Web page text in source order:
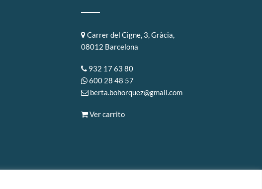
Carrer del Cigne, 3, Gràcia,
08012 Barcelona
932 17 63 80
600 28 48 57
berta.bohorquez@gmail.com
Ver carrito